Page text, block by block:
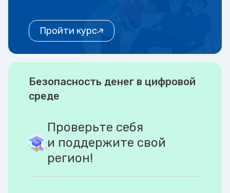
Пройти курс
Безопасность денег в цифровой
среде
Проверьте себя
и поддержите свой
регион!